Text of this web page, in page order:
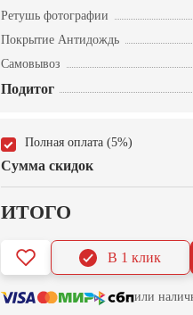
Ретушь фотографии
Покрытие Антидождь
Самовывоз
Подитог
Полная оплата (5%)
Сумма скидок
ИТОГО
В 1 клик
или